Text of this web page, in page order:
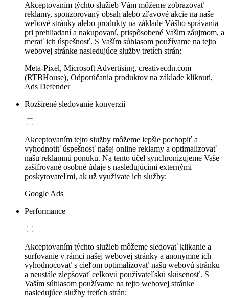
Akceptovaním týchto služieb Vám môžeme zobrazovať
reklamy, sponzorovaný obsah alebo zľavové akcie na naše
webové stránky alebo produkty na základe Vášho správania
pri prehliadaní a nakupovaní, prispôsobené Vašim záujmom, a
merať ich úspešnosť. S Vaším súhlasom používame na tejto
webovej stránke nasledujúce služby tretích strán:
Meta-Pixel, Microsoft Advertising, creativecdn.com
(RTBHouse), Odporúčania produktov na základe kliknutí,
Ads Defender
Rozšírené sledovanie konverzií
Akceptovaním tejto služby môžeme lepšie pochopiť a
vyhodnotiť úspešnosť našej online reklamy a optimalizovať
našu reklamnú ponuku. Na tento účel synchronizujeme Vaše
zašifrované osobné údaje s nasledujúcimi externými
poskytovateľmi, ak už využívate ich služby:
Google Ads
Performance
Akceptovaním týchto služieb môžeme sledovať klikanie a
surfovanie v rámci našej webovej stránky a anonymne ich
vyhodnocovať s cieľom optimalizovať našu webovú stránku
a neustále zlepšovať celkovú používateľskú skúsenosť. S
Vaším súhlasom používame na tejto webovej stránke
nasledujúce služby tretích strán: